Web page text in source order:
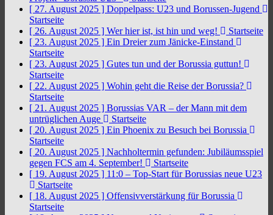
[ 27. August 2025 ] Doppelpass: U23 und Borussen-Jugend
Startseite
[ 26. August 2025 ] Wer hier ist, ist hin und weg!
Startseite
[ 23. August 2025 ] Ein Dreier zum Jänicke-Einstand
Startseite
[ 23. August 2025 ] Gutes tun und der Borussia guttun!
Startseite
[ 22. August 2025 ] Wohin geht die Reise der Borussia?
Startseite
[ 21. August 2025 ] Borussias VAR – der Mann mit dem
untrüglichen Auge
Startseite
[ 20. August 2025 ] Ein Phoenix zu Besuch bei Borussia
Startseite
[ 20. August 2025 ] Nachholtermin gefunden: Jubiläumsspiel
gegen FCS am 4. September!
Startseite
[ 19. August 2025 ] 11:0 – Top-Start für Borussias neue U23
Startseite
[ 18. August 2025 ] Offensivverstärkung für Borussia
Startseite